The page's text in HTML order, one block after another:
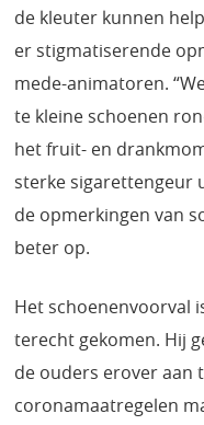
de kleuter kunnen
er stigmatiserende
mede-animatoren.
te kleine schoenen
het fruit- en
sterke sigarettengeur
de opmerkingen van
beter op.
Het schoenenvoorval
terecht gekomen. Hij
de ouders erover aan
coronamaatregelen